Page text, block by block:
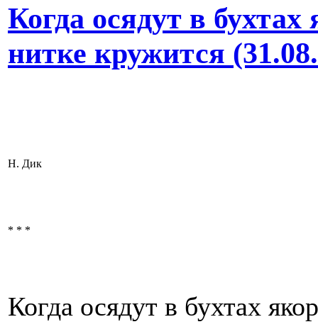
Когда осядут в
нитке кружится
Н. Дик
* * *
Когда осядут в бухтах